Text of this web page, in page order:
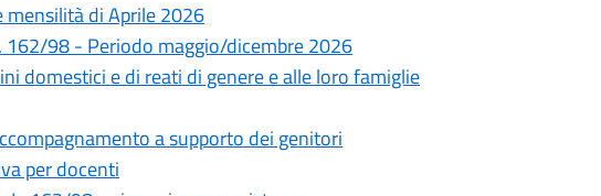
di Aprile 2026
162/98 - Periodo maggio/dicembre 2026
domestici e di reati di genere e alle loro famiglie
a supporto dei genitori
per docenti